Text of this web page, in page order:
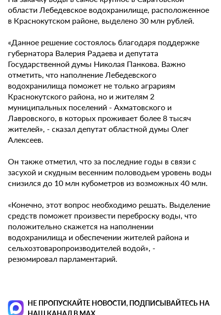
области Лебедевское водохранилище, расположенное
в Краснокутском районе, выделено 30 млн рублей.
«Данное решение состоялось благодаря поддержке
губернатора Валерия Радаева и депутата
Государственной думы Николая Панкова. Важно
отметить, что наполнение Лебедевского
водохранилища поможет не только аграриям
Краснокутского района, но и жителям 2
муниципальных поселений - Ахматовского и
Лавровского, в которых проживает более 8 тысяч
жителей», - сказал депутат областной думы Олег
Алексеев.
Он также отметил, что за последние годы в связи с
засухой и скудным весенним половодьем уровень воды
снизился до 10 млн кубометров из возможных 40 млн.
«Конечно, этот вопрос необходимо решать. Выделение
средств поможет произвести переброску воды, что
положительно скажется на наполнении
водохранилища и обеспечении жителей района и
сельхозтоваропроизводителей водой», -
резюмировал парламентарий.
НЕ ПРОПУСКАЙТЕ НОВОСТИ, ПОДПИСЫВАЙТЕСЬ НА